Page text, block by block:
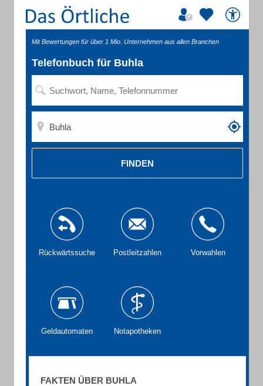
Mit Bewertungen für über 1 Mio. Unternehmen aus allen Branchen
Telefonbuch für Buhla
FINDEN
Rückwärtssuche Postleitzahlen Vorwahlen
Geldautomaten Notapotheken
FAKTEN ÜBER BUHLA